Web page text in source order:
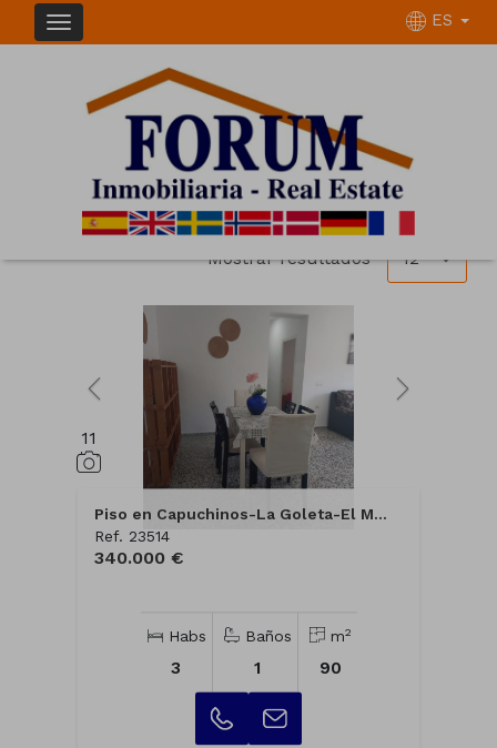
ES
INMUEBLES EN VENTA EN MÁLAGA CAPITAL
Filtrar Ordenar
7 inmuebles en total
Mostrar resultados 12
11
Piso en Capuchinos-La Goleta-El M...
Ref. 23514
340.000 €
Habs
3
Baños
1
m2
90